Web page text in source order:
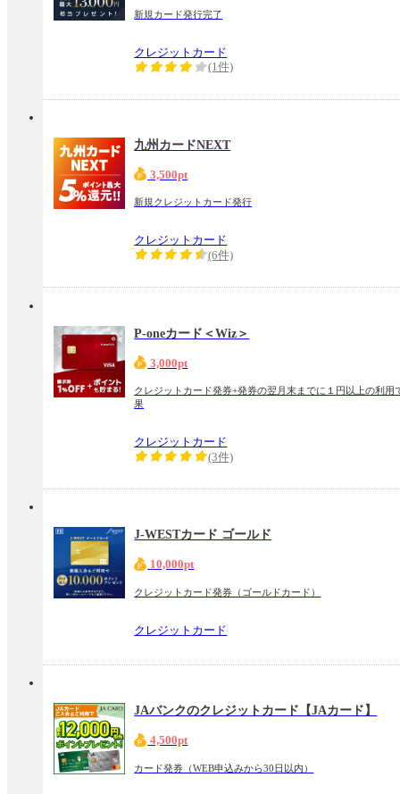
新規カード発行完了
クレジットカード
(1件)
九州カードNEXT
3,500pt
新規クレジットカード発行
クレジットカード
(6件)
P-oneカード＜Wiz＞
3,000pt
クレジットカード発券+発券の翌月末までに１円以上の利用
果
クレジットカード
(3件)
J-WESTカード ゴールド
10,000pt
クレジットカード発券（ゴールドカード）
クレジットカード
JAバンクのクレジットカード【JAカード】
4,500pt
カード発券（WEB申込みから30日以内）